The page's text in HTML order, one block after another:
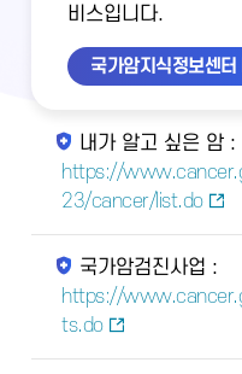
비스입니다.
국가암지식정보센터
내가 알고 싶은 암 :
https://
23/cancer/list.do
국가암검진사업 :
https://
ts.do